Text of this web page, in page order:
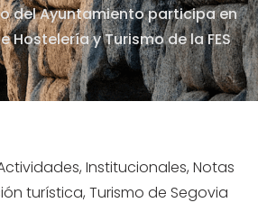
del Ayuntamiento participa en
Hostelería y Turismo de la FES
Institucionales, Notas
turística, Turismo de Segovia